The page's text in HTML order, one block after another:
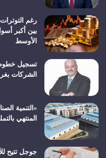
رغم
بين أكبر
الأوسط
تسجيل خطوط
الشركات بغرامات
«التنمية
المنتهي
جوجل تتيح